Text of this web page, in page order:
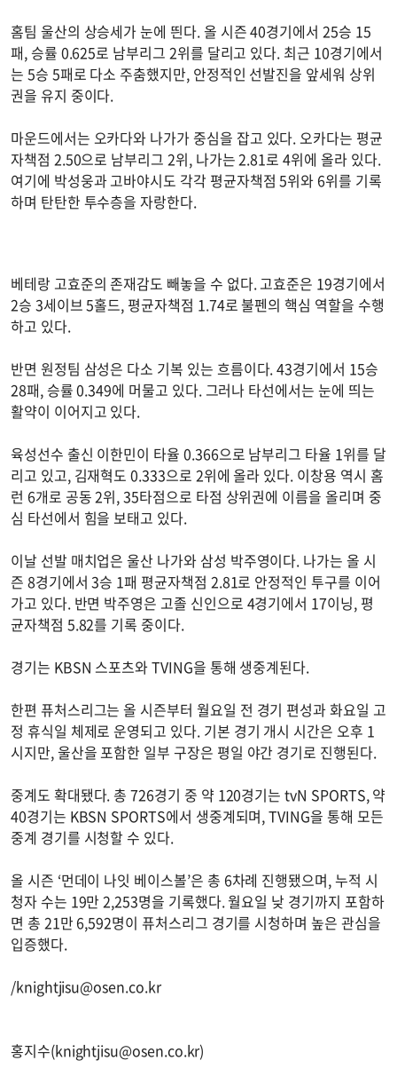
홈팀 울산의 상승세가 눈에 띈다. 올 시즌 40경기에서 25승 15
패, 승률 0.625로 남부리그 2위를 달리고 있다. 최근 10경기에서
는 5승 5패로 다소 주춤했지만, 안정적인 선발진을 앞세워 상위
권을 유지 중이다.
마운드에서는 오카다와 나가가 중심을 잡고 있다. 오카다는 평균
자책점 2.50으로 남부리그 2위, 나가는 2.81로 4위에 올라 있다.
여기에 박성웅과 고바야시도 각각 평균자책점 5위와 6위를 기록
하며 탄탄한 투수층을 자랑한다.
베테랑 고효준의 존재감도 빼놓을 수 없다. 고효준은 19경기에서
2승 3세이브 5홀드, 평균자책점 1.74로 불펜의 핵심 역할을 수행
하고 있다.
반면 원정팀 삼성은 다소 기복 있는 흐름이다. 43경기에서 15승
28패, 승률 0.349에 머물고 있다. 그러나 타선에서는 눈에 띄는
활약이 이어지고 있다.
육성선수 출신 이한민이 타율 0.366으로 남부리그 타율 1위를 달
리고 있고, 김재혁도 0.333으로 2위에 올라 있다. 이창용 역시 홈
런 6개로 공동 2위, 35타점으로 타점 상위권에 이름을 올리며 중
심 타선에서 힘을 보태고 있다.
이날 선발 매치업은 울산 나가와 삼성 박주영이다. 나가는 올 시
즌 8경기에서 3승 1패 평균자책점 2.81로 안정적인 투구를 이어
가고 있다. 반면 박주영은 고졸 신인으로 4경기에서 17이닝, 평
균자책점 5.82를 기록 중이다.
경기는 KBSN 스포츠와 TVING을 통해 생중계된다.
한편 퓨처스리그는 올 시즌부터 월요일 전 경기 편성과 화요일 고
정 휴식일 체제로 운영되고 있다. 기본 경기 개시 시간은 오후 1
시지만, 울산을 포함한 일부 구장은 평일 야간 경기로 진행된다.
중계도 확대됐다. 총 726경기 중 약 120경기는 tvN SPORTS, 약
40경기는 KBSN SPORTS에서 생중계되며, TVING을 통해 모든
중계 경기를 시청할 수 있다.
올 시즌 ‘먼데이 나잇 베이스볼’은 총 6차례 진행됐으며, 누적 시
청자 수는 19만 2,253명을 기록했다. 월요일 낮 경기까지 포함하
면 총 21만 6,592명이 퓨처스리그 경기를 시청하며 높은 관심을
입증했다.
/knightjisu@osen.co.kr
홍지수(knightjisu@osen.co.kr)